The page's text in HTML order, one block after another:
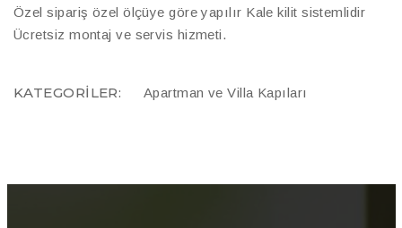
Özel sipariş özel ölçüye göre yapılır Kale kilit sistemlidir
Ücretsiz montaj ve servis hizmeti.
KATEGORILER: Apartman ve Villa Kapıları